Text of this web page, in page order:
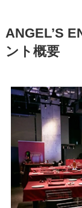
ANGEL’S
ント概要